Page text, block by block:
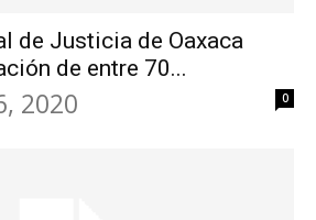
de Justicia de Oaxaca
de entre 70...
2020 0